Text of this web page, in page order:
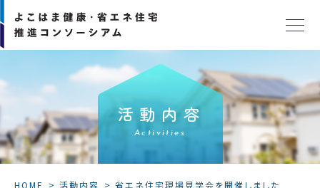
活動内容
Activities
HOME 活動内容 省エネ住宅現場見学会を開催しました